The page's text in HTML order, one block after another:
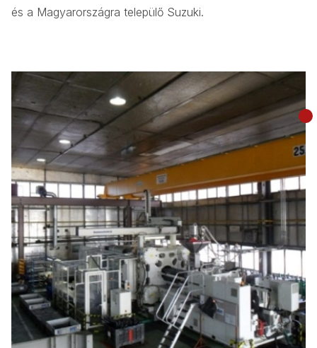
és a Magyarországra települő Suzuki.